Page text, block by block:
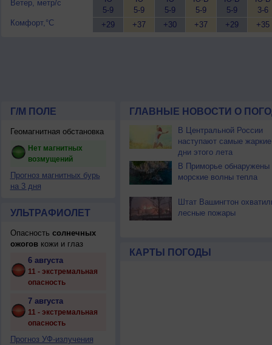
Ветер, метр/с
Комфорт,°C
5-9
+29
5-9
+37
5-9
+30
5-9
+37
5-9
+29
3-6
+35
Г/М ПОЛЕ
Геомагнитная обстановка
Нет магнитных
возмущений
Прогноз магнитных бурь
на 3 дня
УЛЬТРАФИОЛЕТ
Опасность солнечных
ожоговкожи и глаз
6 августа
11 - экстремальная
опасность
7 августа
11 - экстремальная
опасность
Прогноз УФ-излучения
ГЛАВНЫЕ НОВОСТИ О
В Центральной России
наступают самые жаркие
дни этого лета
В Приморье обнаружены
морские волны тепла
Штат Вашингтон
лесные пожары
КАРТЫ ПОГОДЫ